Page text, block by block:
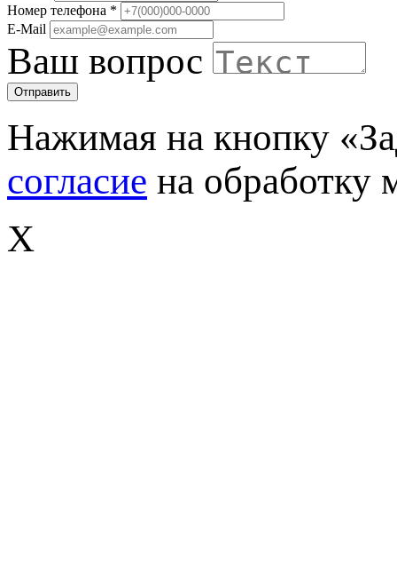
Номер телефона *
E-Mail
Ваш вопрос
Отправить
Нажимая на кнопку
согласие на обработку
X